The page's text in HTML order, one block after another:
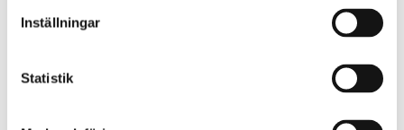
Inställningar
Statistik
KONTAKT
Besöksadress